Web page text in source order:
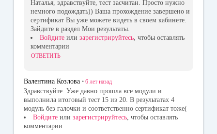
Наталья, здравствуйте, тест засчитан. Просто нужно
немного подождать)) Ваша прохождение завершено и
сертификат Вы уже можете видеть в своем кабинете.
Зайдите в раздел Мои результаты.
Войдите или зарегистрируйтесь , чтобы оставлять
комментарии
ОТВЕТИТЬ
Валентина Козлова • 6 лет назад
Здравствуйте. Уже давно прошла все модули и
выполнила итоговый тест 15 из 20. В результатах 4
модуль без галочки и соответственно сертификат тоже(
Войдите или зарегистрируйтесь, чтобы оставлять
комментарии